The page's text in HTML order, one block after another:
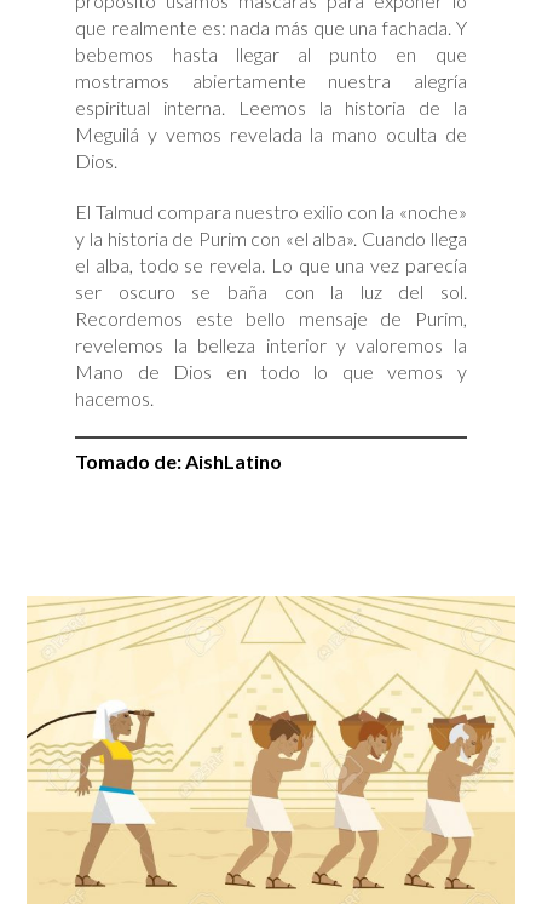
que realmente es: nada más que una fachada. Y
bebemos hasta llegar al punto en que
mostramos abiertamente nuestra alegría
espiritual interna. Leemos la historia de la
Meguilá y vemos revelada la mano oculta de
Dios.
El Talmud compara nuestro exilio con la «noche»
y la historia de Purim con «el alba». Cuando llega
el alba, todo se revela. Lo que una vez parecía
ser oscuro se baña con la luz del sol.
Recordemos este bello mensaje de Purim,
revelemos la belleza interior y valoremos la
Mano de Dios en todo lo que vemos y
hacemos.
Tomado de: AishLatino